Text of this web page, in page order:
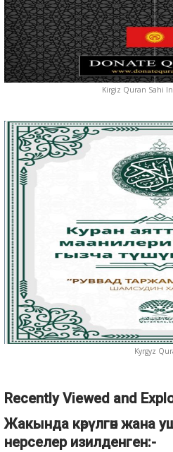
Kirgiz Quran Sahi
Kyrgyz
Recently Viewed and
Жакында көрүлгөн жана
нерселер изилденген:-